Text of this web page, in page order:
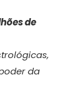
de
da